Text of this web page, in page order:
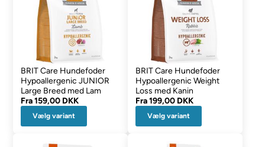
BRIT Care Hundefoder
Hypoallergenic JUNIOR
Large Breed med Lam
Fra159,00 DKK
Vælg variant
BRIT Care Hundefoder
Hypoallergenic Weight
Loss med Kanin
Fra199,00 DKK
Vælg variant